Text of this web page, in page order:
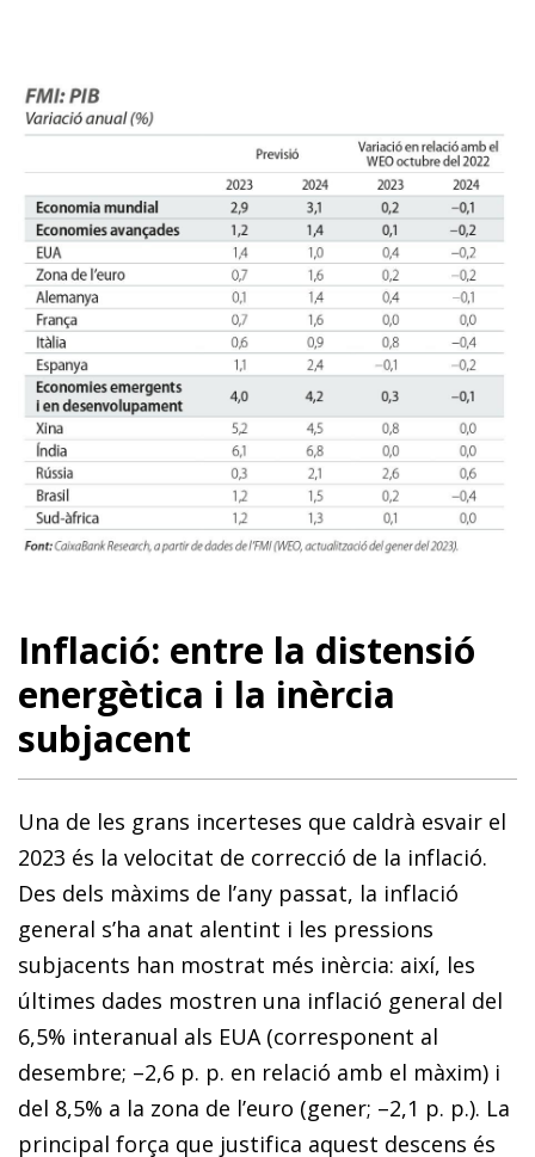
Inflació: entre la distensió
energètica i la inèrcia
subjacent
Una de les grans incerteses que caldrà esvair el
2023 és la velocitat de correcció de la inflació.
Des dels màxims de l’any passat, la inflació
general s’ha anat alentint i les pressions
subjacents han mostrat més inèrcia: així, les
últimes dades mostren una inflació general del
6,5% interanual als EUA (corresponent al
desembre; –2,6 p. p. en relació amb el màxim) i
del 8,5% a la zona de l’euro (gener; –2,1 p. p.). La
principal força que justifica aquest descens és